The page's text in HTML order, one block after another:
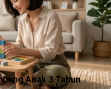
Anak 3 Tahun